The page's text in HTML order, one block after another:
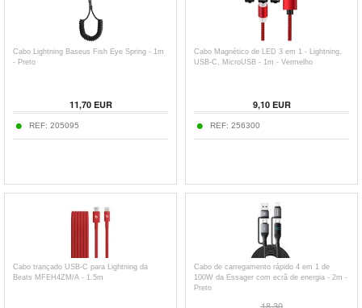
Cabo Lightning Baseus Fish Eye Spring - 1m
- Preto
11,70EUR
REF: 205095
Cabo Magnético de LED 3 em 1 - Lightning,
USB-C, MicroUSB - 1m - Vermelho
9,10EUR
REF: 256300
Cabo trançado USB-C para Lightning da
Beats MFEH4ZM/A - 1.5m
Cabo de carregamento rápido 4 em 1 de
100W da Essager com ecrã de energia - 2m -
Preto